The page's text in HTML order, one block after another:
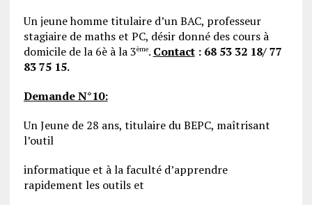
Un jeune homme titulaire d’un BAC, professeur
stagiaire de maths et PC, désir donné des cours à
domicile de la 6è à la 3ème. Contact: 68 53 32 18/ 77
83 75 15.
Demande N°10:
Un Jeune de 28 ans, titulaire du BEPC, maîtrisant
l’outil
informatique et à la faculté d’apprendre
rapidement les outils et